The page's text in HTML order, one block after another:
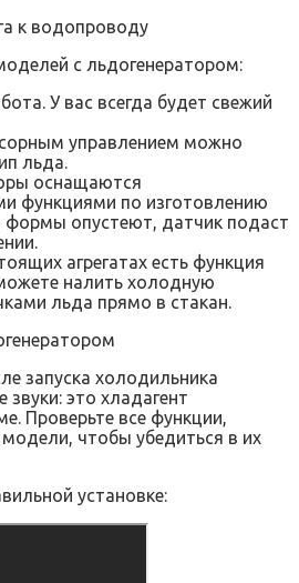
с льдогенератором:
У вас всегда будет свежий
управлением можно
льда.
оснащаются
функциями по изготовлению
формы опустеют, датчик подаст
агрегатах есть функция
налить холодную
льда прямо в стакан.
запуска холодильника
это хладагент
Проверьте все функции,
чтобы убедиться в их
установке: